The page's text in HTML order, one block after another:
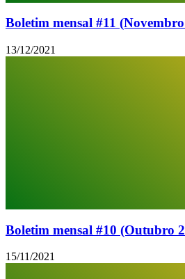
Boletim mensal #11
13/12/2021
Boletim mensal #10 (Outubro
15/11/2021